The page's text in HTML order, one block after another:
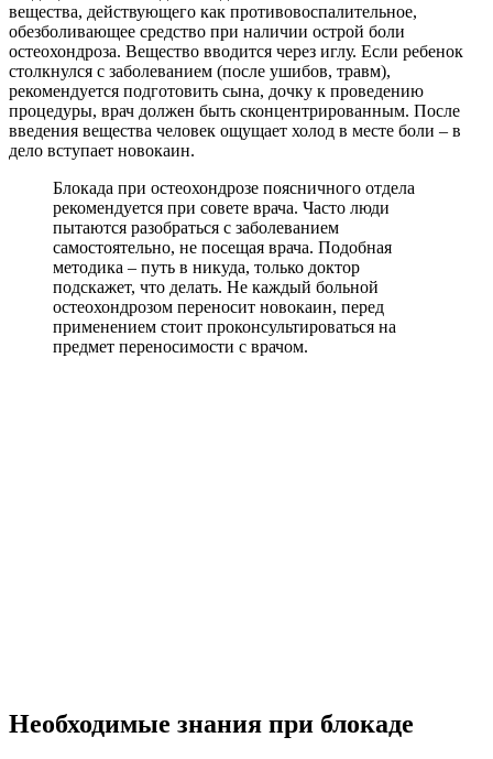
вещества, действующего как противовоспалительное,
обезболивающее средство при наличии острой боли
остеохондроза. Вещество вводится через иглу. Если ребенок
столкнулся с заболеванием (после ушибов, травм),
рекомендуется подготовить сына, дочку к проведению
процедуры, врач должен быть сконцентрированным. После
введения вещества человек ощущает холод в месте боли – в
дело вступает новокаин.
Блокада при остеохондрозе поясничного отдела
рекомендуется при совете врача. Часто люди
пытаются разобраться с заболеванием
самостоятельно, не посещая врача. Подобная
методика – путь в никуда, только доктор
подскажет, что делать. Не каждый больной
остеохондрозом переносит новокаин, перед
применением стоит проконсультироваться на
предмет переносимости с врачом.
Необходимые знания при блокаде